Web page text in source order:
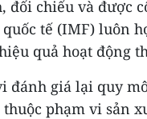
đối chiếu và được
tế (IMF) luôn
quả hoạt động
đánh giá lại quy
phạm vi sản